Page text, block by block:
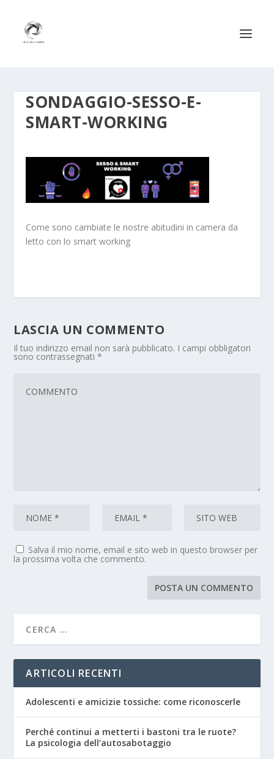
SONDAGGIO-SESSO-E-
SMART-WORKING
Come sono cambiate le nostre abitudini in camera da
letto con lo smart working
LASCIA UN COMMENTO
Il tuo indirizzo email non sarà pubblicato. I campi obbligatori
sono contrassegnati*
Salva il mio nome, email e sito web in questo browser per
la prossima volta che commento.
ARTICOLI RECENTI
Adolescenti e amicizie tossiche: come riconoscerle
Perché continui a metterti i bastoni tra le ruote?
La psicologia dell’autosabotaggio